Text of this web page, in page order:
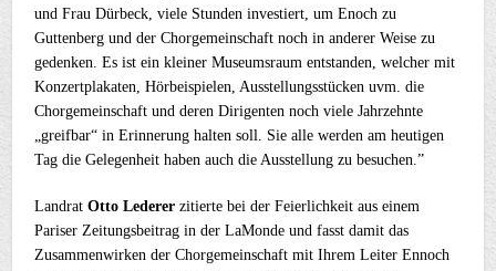
und Frau Dürbeck, viele Stunden investiert, um Enoch zu
Guttenberg und der Chorgemeinschaft noch in anderer Weise zu
gedenken. Es ist ein kleiner Museumsraum entstanden, welcher mit
Konzertplakaten, Hörbeispielen, Ausstellungsstücken uvm. die
Chorgemeinschaft und deren Dirigenten noch viele Jahrzehnte
„greifbar“ in Erinnerung halten soll. Sie alle werden am heutigen
Tag die Gelegenheit haben auch die Ausstellung zu besuchen.”
LandratOtto Lederer zitierte bei der Feierlichkeit aus einem
Pariser Zeitungsbeitrag in der LaMonde und fasst damit das
Zusammenwirken der Chorgemeinschaft mit Ihrem Leiter Ennoch